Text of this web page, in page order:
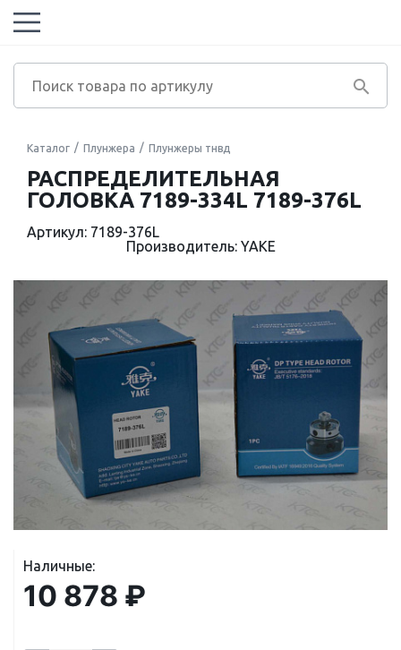
Каталог Плунжера Плунжеры тнвд
РАСПРЕДЕЛИТЕЛЬНАЯ
ГОЛОВКА 7189-334L 7189-376L
Артикул: 7189-376L
Производитель: YAKE
Наличные:
10 878 ₽